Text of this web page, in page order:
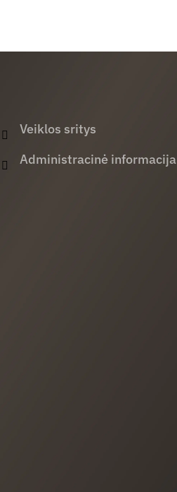
Veiklos sritys
Administracinė informacija